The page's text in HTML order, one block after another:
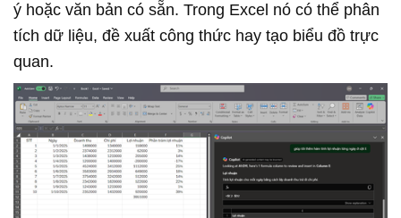
ý hoặc văn bản có sẵn. Trong Excel nó có thể phân
tích dữ liệu, đề xuất công thức hay tạo biểu đồ trực
quan.